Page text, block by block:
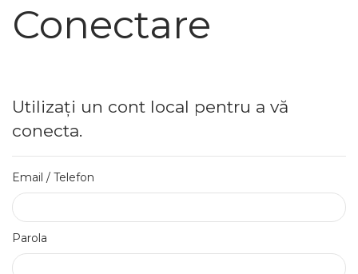
Conectare
Utilizați un cont local pentru a vă
conecta.
Email / Telefon
Parola